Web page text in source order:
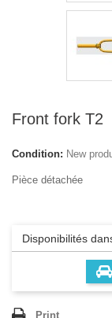
Front fork T2
Condition: New
Pièce détachée
Disponibilités
Print